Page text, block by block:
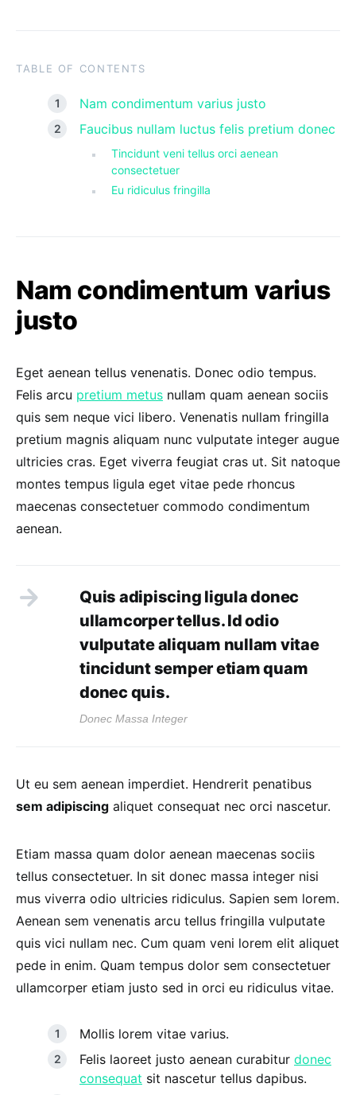
TABLE OF CONTENTS
Nam condimentum varius justo
Faucibus nullam luctus felis pretium donec
Tincidunt veni tellus orci aenean
consectetuer
Eu ridiculus fringilla
Nam condimentum varius
justo
Eget aenean tellus venenatis. Donec odio tempus.
Felis arcu pretium metus nullam quam aenean sociis
quis sem neque vici libero. Venenatis nullam fringilla
pretium magnis aliquam nunc vulputate integer augue
ultricies cras. Eget viverra feugiat cras ut. Sit natoque
montes tempus ligula eget vitae pede rhoncus
maecenas consectetuer commodo condimentum
aenean.
Quis adipiscing ligula donec
ullamcorper tellus. Id odio
vulputate aliquam nullam vitae
tincidunt semper etiam quam
donec quis.
Donec Massa Integer
Ut eu sem aenean imperdiet. Hendrerit penatibus
sem adipiscing aliquet consequat nec orci nascetur.
Etiam massa quam dolor aenean maecenas sociis
tellus consectetuer. In sit donec massa integer nisi
mus viverra odio ultricies ridiculus. Sapien sem lorem.
Aenean sem venenatis arcu tellus fringilla vulputate
quis vici nullam nec. Cum quam veni lorem elit aliquet
pede in enim. Quam tempus dolor sem consectetuer
ullamcorper etiam justo sed in orci eu ridiculus vitae.
Mollis lorem vitae varius.
Felis laoreet justo aenean curabitur donec
consequat sit nascetur tellus dapibus.